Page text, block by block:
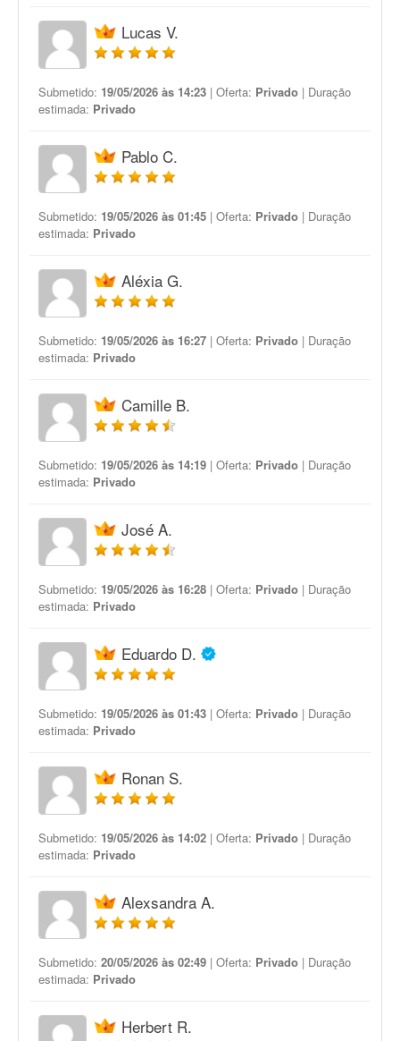
Lucas V.
Submetido: 19/05/2026 às 14:23 | Oferta: Privado | Duração
estimada: Privado
Pablo C.
Submetido: 19/05/2026 às 01:45 | Oferta: Privado | Duração
estimada: Privado
Aléxia G.
Submetido: 19/05/2026 às 16:27 | Oferta: Privado | Duração
estimada: Privado
Camille B.
Submetido: 19/05/2026 às 14:19 | Oferta: Privado | Duração
estimada: Privado
José A.
Submetido: 19/05/2026 às 16:28 | Oferta: Privado | Duração
estimada: Privado
Eduardo D.
Submetido: 19/05/2026 às 01:43 | Oferta: Privado | Duração
estimada: Privado
Ronan S.
Submetido: 19/05/2026 às 14:02 | Oferta: Privado | Duração
estimada: Privado
Alexsandra A.
Submetido: 20/05/2026 às 02:49 | Oferta: Privado | Duração
estimada: Privado
Herbert R.